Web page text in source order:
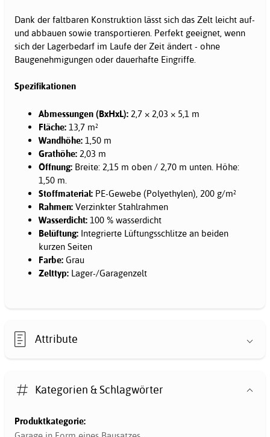
Dank der faltbaren Konstruktion lässt sich das Zelt leicht auf-
und abbauen sowie transportieren. Perfekt geeignet, wenn
sich der Lagerbedarf im Laufe der Zeit ändert - ohne
Baugenehmigungen oder dauerhafte Eingriffe.
Spezifikationen
Abmessungen (BxHxL): 2,7 × 2,03 × 5,1 m
Fläche: 13,7 m²
Wandhöhe: 1,50 m
Grathöhe: 2,03 m
Öffnung: Breite: 2,15 m oben / 2,70 m unten. Höhe:
1,50 m.
Stoffmaterial: PE-Gewebe (Polyethylen), 200 g/m²
Rahmen: Verzinkter Stahlrahmen
Wasserdicht: 100 % wasserdicht
Belüftung: Integrierte Lüftungsschlitze an beiden
kurzen Seiten
Farbe: Grau
Zelttyp: Lager-/Garagenzelt
Attribute
Kategorien & Schlagwörter
Produktkategorie: